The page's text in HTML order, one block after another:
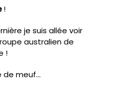
!
je suis allée voir
australien de
!
de meuf…